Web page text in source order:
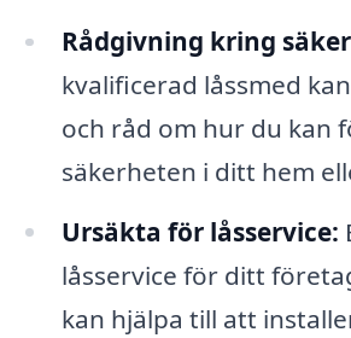
Rådgivning kring
kvalificerad låssmed
och råd om hur du kan
säkerheten i ditt hem
Ursäkta för låsservice:
låsservice för ditt
kan hjälpa till att